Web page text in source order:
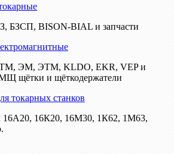
БЗСП, BISON-BIAL и запчасти
ЭМ, ЭТМ, KLDO, EKR, VEP и
щётки и щёткодержатели
токарных станков
16А20, 16К20, 16М30, 1К62, 1М63,